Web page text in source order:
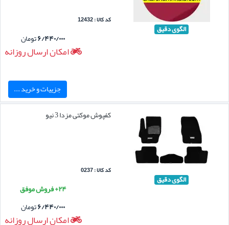
الگوی دقیق
کد کالا : 12432
۶/۴۴۰/۰۰۰تومان
امکان ارسال روزانه
جزییات و خرید ...
الگوی دقیق
کفپوش موکتی مزدا 3 نیو
کد کالا : 0237
۲۴+ فروش موفق
۶/۴۴۰/۰۰۰تومان
امکان ارسال روزانه